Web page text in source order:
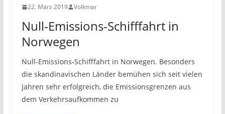
22. März 2019 Volkmar
Null-Emissions-Schifffahrt in
Norwegen
Null-Emissions-Schifffahrt in Norwegen. Besonders
die skandinavischen Länder bemühen sich seit vielen
Jahren sehr erfolgreich, die Emissionsgrenzen aus
dem Verkehrsaufkommen zu